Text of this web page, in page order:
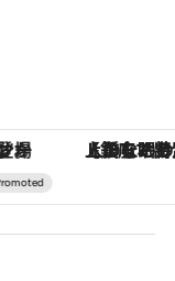
」クルーズ 【夏限定ディナーコース】旬を